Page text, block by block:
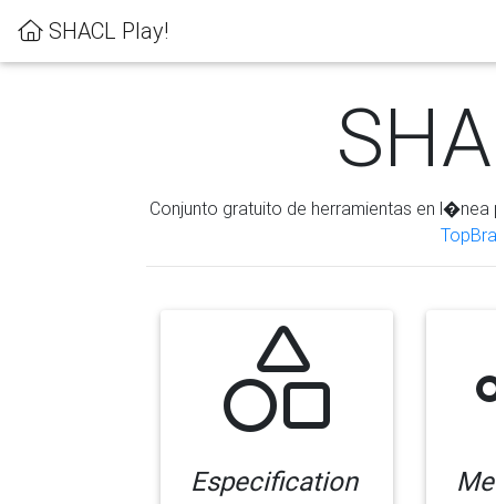
SHACL Play!
Conjunto gratuito de herramientas en
Especification